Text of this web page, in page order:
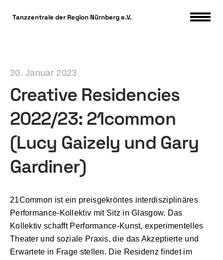
Tanzzentrale der Region Nürnberg e.V.
20. Januar 2023
Creative Residencies
2022/23: 21common
(Lucy Gaizely und Gary
Gardiner)
21Common ist ein preisgekröntes interdisziplinäres
Performance-Kollektiv mit Sitz in Glasgow. Das
Kollektiv schafft Performance-Kunst, experimentelles
Theater und soziale Praxis, die das Akzeptierte und
Erwartete in Frage stellen. Die Residenz findet im